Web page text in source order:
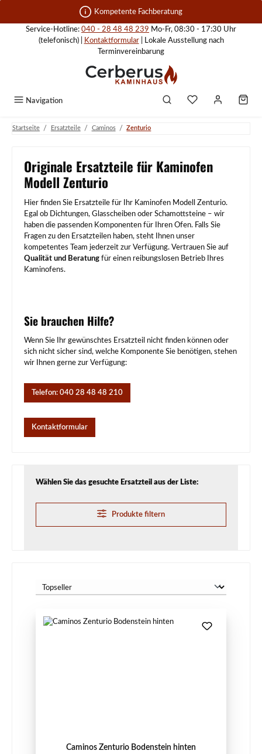
Zum Hauptinhalt springen Kompetente Fachberatung
Service-Hotline: 040 - 28 48 48 239 Mo-Fr, 08:30 - 17:30 Uhr
(telefonisch) |
Kontaktformular| Lokale Ausstellung nach
Terminvereinbarung
Navigation
Startseite / Ersatzteile / Caminos / Zenturio
Originale Ersatzteile für Kaminofen
Modell Zenturio
Hier finden Sie Ersatzteile für Ihr Kaminofen Modell Zenturio.
Egal ob Dichtungen, Glasscheiben oder Schamottsteine – wir
haben die passenden Komponenten für Ihren Ofen. Falls Sie
Fragen zu den Ersatzteilen haben, steht Ihnen unser
kompetentes Team jederzeit zur Verfügung. Vertrauen Sie auf
Qualität und Beratung für einen reibungslosen Betrieb Ihres
Kaminofens.
Sie brauchen Hilfe?
Wenn Sie Ihr gewünschtes Ersatzteil nicht finden können oder
sich nicht sicher sind, welche Komponente Sie benötigen, stehen
wir Ihnen gerne zur Verfügung:
Telefon: 040 28 48 48 210
Kontaktformular
Wählen Sie das gesuchte Ersatzteil aus der Liste:
Produkte filtern
Caminos Zenturio Bodenstein hinten